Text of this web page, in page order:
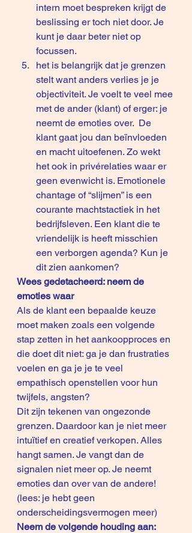
intern moet bespreken krijgt de
beslissing er toch niet door. Je
kunt je daar beter niet op
focussen.
het is belangrijk dat je grenzen
stelt want anders verlies je je
objectiviteit. Je voelt te veel mee
met de ander (klant) of erger: je
neemt de emoties over.  De
klant gaat jou dan beïnvloeden
en macht uitoefenen. Zo wekt
het ook in privérelaties waar er
geen evenwicht is. Emotionele
chantage of “slijmen” is een
courante machtstactiek in het
bedrijfsleven. Een klant die te
vriendelijk is heeft misschien
een verborgen agenda? Kun je
dit zien aankomen?
Wees gedetacheerd: neem de
emoties waar
Als de klant een bepaalde keuze
moet maken zoals een volgende
stap zetten in het aankoopproces en
die doet dit niet: ga je dan frustraties
voelen en ga je je te veel
empathisch openstellen voor hun
twijfels, angsten?
Dit zijn tekenen van ongezonde
grenzen. Daardoor kan je niet meer
intuïtief en creatief verkopen. Alles
hangt samen. Je vangt dan de
signalen niet meer op. Je neemt
emoties dan over van de andere!
(lees: je hebt geen
onderscheidingsvermogen meer)
Neem de volgende houding aan: